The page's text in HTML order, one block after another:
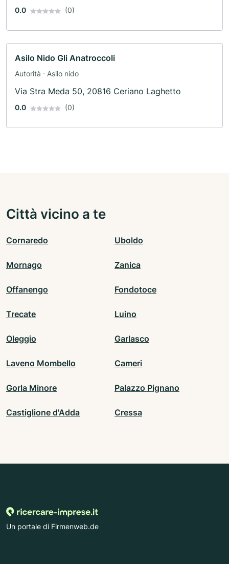
0.0 (0)
Asilo Nido Gli Anatroccoli
Autorità · Asilo nido
Via Stra Meda 50, 20816 Ceriano Laghetto
0.0 (0)
Città vicino a te
Cornaredo Uboldo
Mornago Zanica
Offanengo Fondotoce
Trecate Luino
Oleggio Garlasco
Laveno Mombello Cameri
Gorla Minore Palazzo Pignano
Castiglione d'Adda Cressa
Un portale di Firmenweb.de